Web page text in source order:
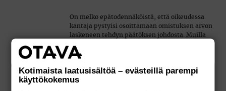
On melko epätodennäköistä, että oikeudessa
kantaja pystyisi osoittamaan omistuksen arvon
laskeneen tehdyn päätöksen johdosta. Muilla
sillä en näe ratkaisussa elementtejä, jotka
etua jollekin muulle taholle kantajan
kustannuksella. Oikeutettua etua se kyllä
Kotimaista laatusisältöä – evästeillä parempi
käyttökokemus